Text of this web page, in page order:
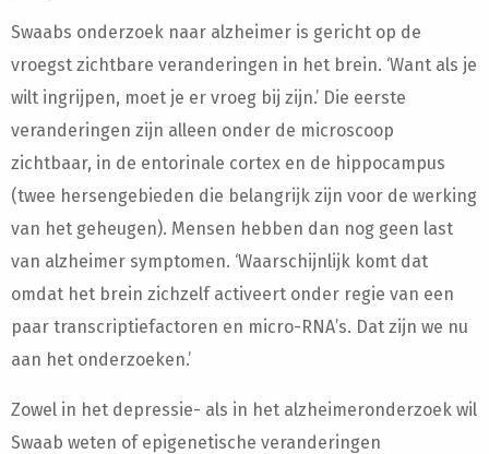
Swaabs onderzoek naar alzheimer is gericht op de
vroegst zichtbare veranderingen in het brein. ‘Want als je
wilt ingrijpen, moet je er vroeg bij zijn.’ Die eerste
veranderingen zijn alleen onder de microscoop
zichtbaar, in de entorinale cortex en de hippocampus
(twee hersengebieden die belangrijk zijn voor de werking
van het geheugen). Mensen hebben dan nog geen last
van alzheimer symptomen. ‘Waarschijnlijk komt dat
omdat het brein zichzelf activeert onder regie van een
paar transcriptiefactoren en micro-RNA’s. Dat zijn we nu
aan het onderzoeken.’
Zowel in het depressie- als in het alzheimeronderzoek wil
Swaab weten of epigenetische veranderingen